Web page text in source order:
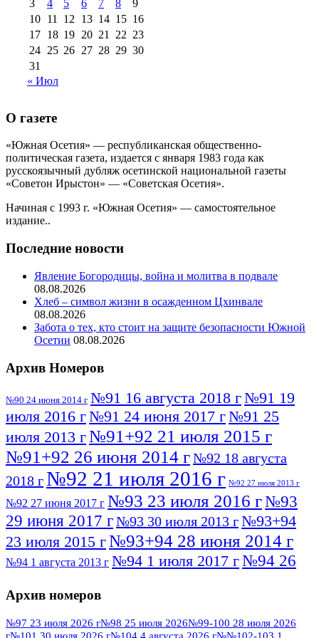
3
4 5 6 7 8
9
10 11 12 13 14 15 16
17 18 19 20 21 22 23
24 25 26 27 28 29 30
31
« Июл
О газете
«Южная Осетия» — республиканская общественно-
политическая газета, издается с января 1983 года как
русскоязычный дубляж осетинской национальной газеты
«Советон Ирыстон» — «Советская Осетия».
Начиная с 1993 г. «Южная Осетия» — самостоятельное
издание..
Последние новости
Явление Богородицы, война и молитва в подвале
08.08.2026
Хлеб – символ жизни в осажденном Цхинвале
08.08.2026
Забота о тех, кто стоит на защите безопасности Южной
Осетии 08.08.2026
Архив Номеров
№90 24 июня 2014 г №91 16 августа 2018 г№91 19
июля 2016 г№91 24 июня 2017 г№91 25
июля 2013 г№91+92 21 июля 2015 г
№91+92 26 июня 2014 г№92 18 августа
2018 г№92 21 июля 2016 г №92 27 июля 2013 г
№92 27 июня 2017 г №93 23 июля 2016 г№93
29 июня 2017 г№93 30 июля 2013 г№93+94
23 июля 2015 г№93+94 28 июня 2014 г
№94 1 августа 2013 г №94 1 июля 2017 г№94 26
№95 7 августа 2012 г
№95 28 июля 2016 г №95+96 3 августа
Архив номеров
№97 23 июля 2026 г№98 25 июля 2026№99-100 28 июля 2026
г№101 30 июля 2026 г№104 4 августа 2026 г№№102-103 1